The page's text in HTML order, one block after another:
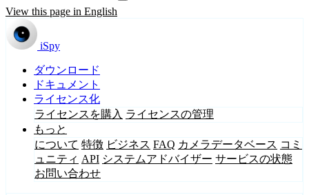
View this page in English
iSpy
ダウンロード
ドキュメント
ライセンス化
ライセンスを購入 ライセンスの管理
もっと
について 特徴 ビジネス FAQ カメラデータベース コミ
ュニティ API システムアドバイザー サービスの状態
お問い合わせ